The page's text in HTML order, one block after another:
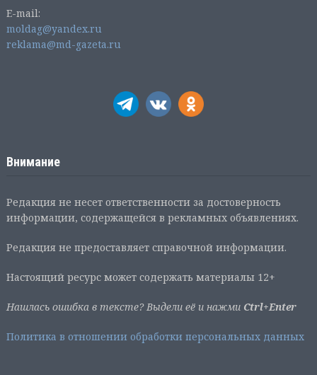
E-mail:
moldag@yandex.ru
reklama@md-gazeta.ru
Внимание
Редакция не несет ответственности за достоверность
информации, содержащейся в рекламных объявлениях.
Редакция не предоставляет справочной информации.
Настоящий ресурс может содержать материалы 12+
Нашлась ошибка в тексте? Выдели её и нажми Ctrl+Enter
Политика в отношении обработки персональных данных